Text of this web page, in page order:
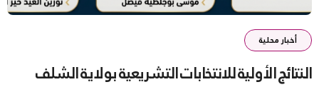
أخبار محلية
النتائج الأولية للانتخابات التشريعية بولاية الشلف